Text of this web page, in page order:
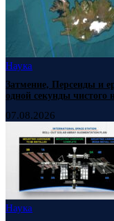
Наука
Затмение, Персеиды и
одной секунды чистого
07.08.2026
Наука